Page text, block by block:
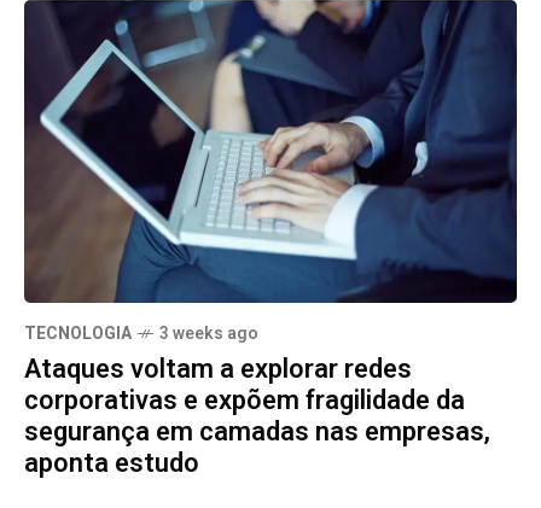
TECNOLOGIA 3 weeks ago
Ataques voltam a explorar redes
corporativas e expõem fragilidade da
segurança em camadas nas empresas,
aponta estudo